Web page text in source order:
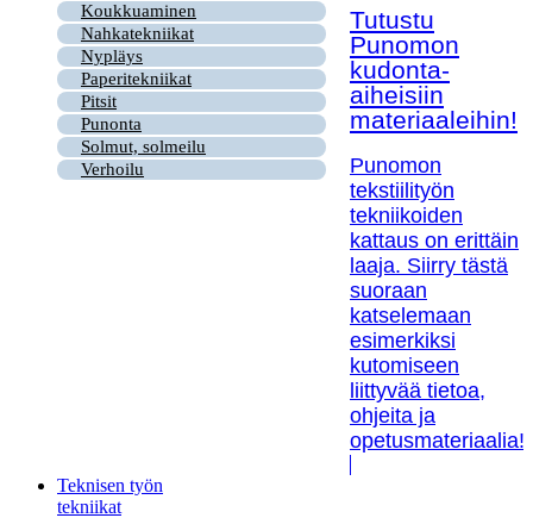
Koukkuaminen
Nahkatekniikat
Nypläys
Paperitekniikat
Pitsit
Punonta
Solmut, solmeilu
Verhoilu
Tutustu
Punomon
kudonta-
aiheisiin
materiaaleihin!
Punomon
tekstiilityön
tekniikoiden
kattaus on erittäin
laaja. Siirry tästä
suoraan
katselemaan
esimerkiksi
kutomiseen
liittyvää tietoa,
ohjeita ja
opetusmateriaalia!
Teknisen työn
tekniikat